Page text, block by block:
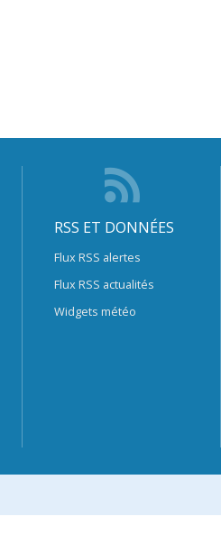
RSS ET DONNÉES
Flux RSS alertes
Flux RSS actualités
Widgets météo